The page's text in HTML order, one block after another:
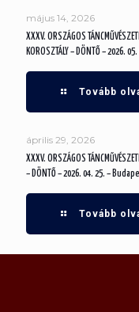
május 14, 2026
XXXV. ORSZÁGOS
KOROSZTÁLY – DÖNTŐ – 2026.
Tovább
április 29, 2026
XXXV. ORSZÁGOS
– DÖNTŐ – 2026. 04. 25. –
Tovább